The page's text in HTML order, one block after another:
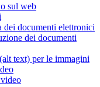
sul web
dei documenti elettronici
dei documenti
text) per le immagini